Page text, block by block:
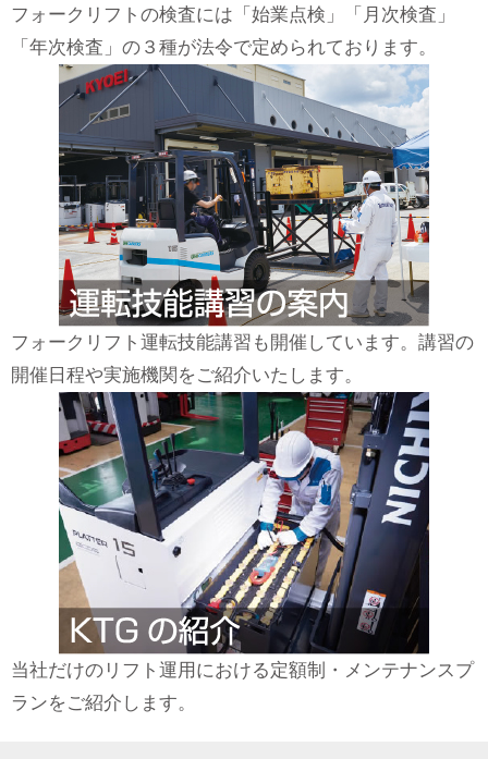
フォークリフトの検査には「始業点検」「月次検査」
「年次検査」の３種が法令で定められております。
フォークリフト運転技能講習も開催しています。講習の
開催日程や実施機関をご紹介いたします。
当社だけのリフト運用における定額制・メンテナンスプ
ランをご紹介します。